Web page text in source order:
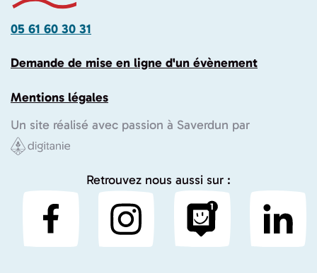
05 61 60 30 31
Demande de mise en ligne d'un évènement
Mentions légales
Un site réalisé avec passion à Saverdun par
Retrouvez nous aussi sur :